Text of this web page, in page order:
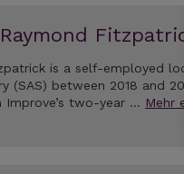
Raymond
is a self-employed
(SAS) between 2018 and
Improve’s two-year … Mehr